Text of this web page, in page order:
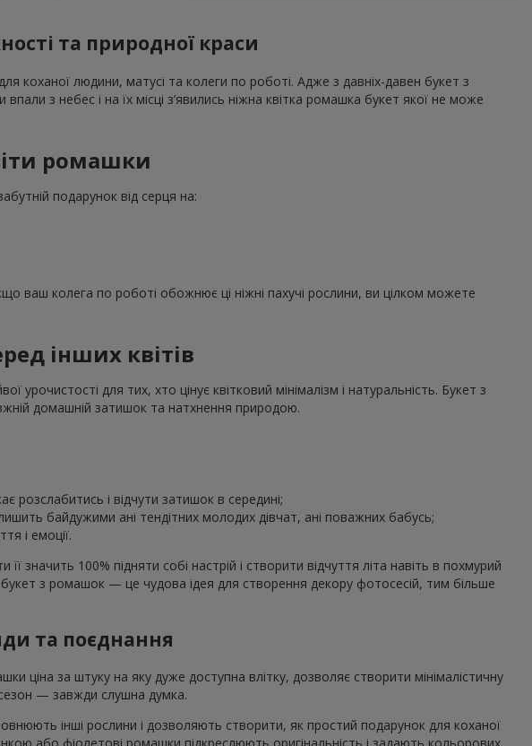
та природної краси
коханої людини, матусі та колеги по роботі. Адже з давніх-давен букет з
з небес і на їх місці з’явились ніжна квітка ромашка букет якої не може
ромашки
подарунок від серця на:
ваш колега по роботі обожнює ці ніжні пахучі рослини, ви цілком можете
інших квітів
для тих, хто цінує квітковий мінімалізм і натуральність. Букет з
домашній затишок та натхнення природою.
розслабитись і відчути затишок в середині;
байдужими ані тендітних молодих дівчат, ані поважних бабусь;
і емоції.
значить 100% підняти собі настрій і створити відчуття літа навіть в похмурий
з ромашок — це чудова ідея для створення декору фотосесій, тим більше
та поєднання
ціна за штуку на яку дуже доступна влітку, дозволяє створити мінімалістичну
— завжди слушна думка.
інші рослини і дозволяють створити, як простий подарунок для коханої